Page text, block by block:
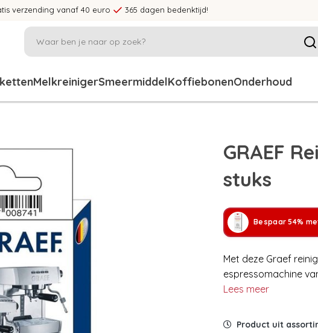
verzending vanaf 40 euro 365 dagen bedenktijd!
MelkreinigerSmeermiddelKoffiebonenOnderhoud
GRAEF
stuks
Bespaar 54%
Met deze Graef
espressomachine
Lees meer
Product uit